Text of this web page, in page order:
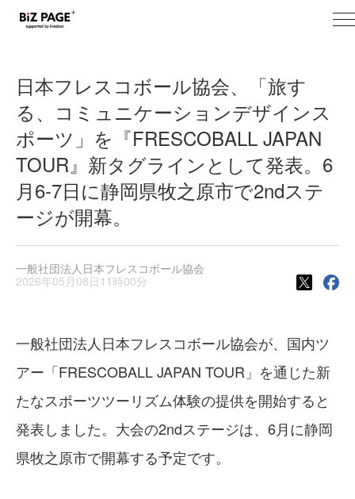
日本フレスコボール協会、「旅す
る、コミュニケーションデザインス
ポーツ」を『FRESCOBALL JAPAN
TOUR』新タグラインとして発表。6
月6-7日に静岡県牧之原市で2ndステ
ージが開幕。
一般社団法人日本フレスコボール協会
2026年05月08日11時00分
一般社団法人日本フレスコボール協会が、国内ツ
アー「FRESCOBALL JAPAN TOUR」を通じた新
たなスポーツツーリズム体験の提供を開始すると
発表しました。大会の2ndステージは、6月に静岡
県牧之原市で開幕する予定です。